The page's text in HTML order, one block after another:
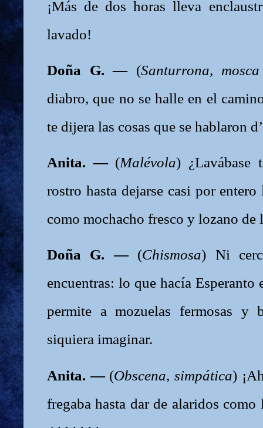
¡Más de dos horas lleva
lavado!
Doña G. — (Santurrona,
diabro, que no se halle en el
te dijera las cosas que se hablaron
Anita. — (Malévola) ¿Lavábase
rostro hasta dejarse casi por
como mochacho fresco y lozano de
Doña G. — (Chismosa) Ni
encuentras: lo que hacía Esperanto
permite a mozuelas fermosas y
siquiera imaginar.
Anita. — (Obscena, simpática)
fregaba hasta dar de alaridos como